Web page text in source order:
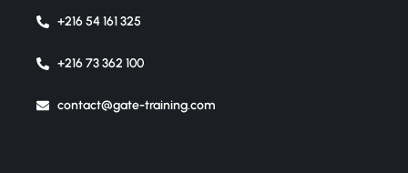
+216 54 161 325
+216 73 362 100
contact@gate-training.com